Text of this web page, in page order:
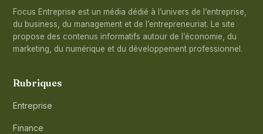
Focus Entreprise est un média dédié à l’univers de l’entreprise,
du business, du management et de l’entrepreneuriat. Le site
propose des contenus informatifs autour de l’économie, du
marketing, du numérique et du développement professionnel.
Rubriques
Entreprise
Finance